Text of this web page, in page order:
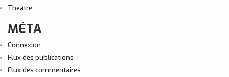
Theatre
MÉTA
Connexion
Flux des publications
Flux des commentaires